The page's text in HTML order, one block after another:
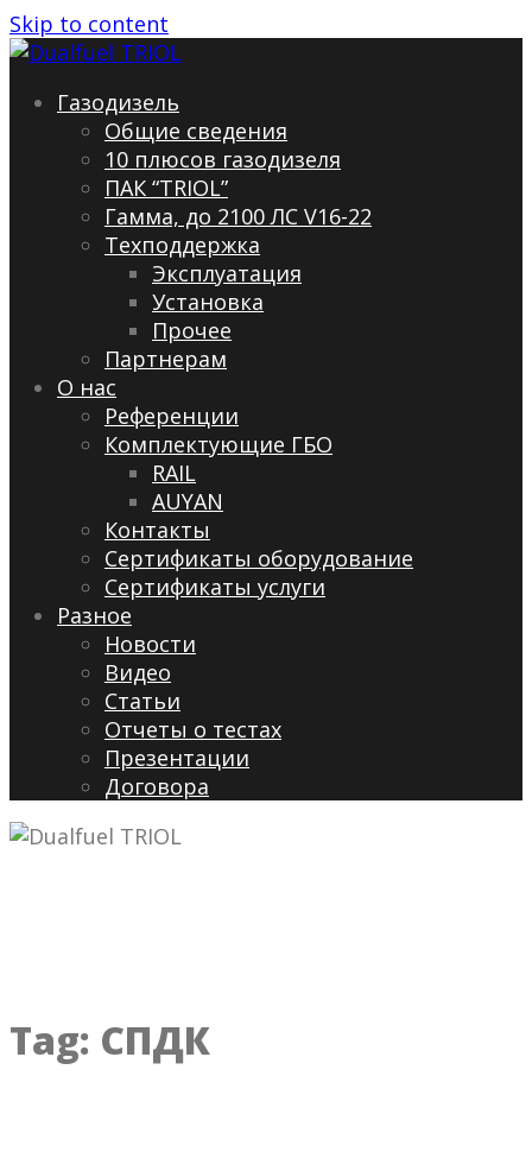
Skip to content
Газодизель
Общие сведения
10 плюсов газодизеля
ПАК “TRIOL”
Гамма, до 2100 ЛС V16-22
Техподдержка
Эксплуатация
Установка
Прочее
Партнерам
О нас
Референции
Комплектующие ГБО
RAIL
AUYAN
Контакты
Сертификаты оборудование
Сертификаты услуги
Разное
Новости
Видео
Cтатьи
Отчеты о тестах
Презентации
Договора
Tag: СПДК